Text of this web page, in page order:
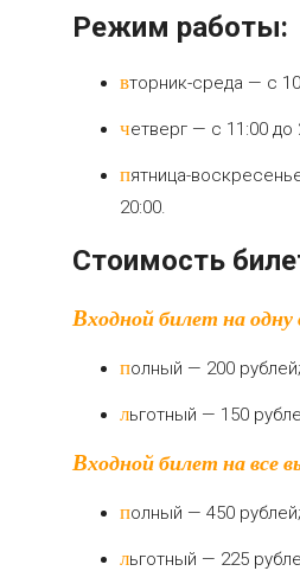
Режим работы:
вторник-среда — с
четверг — с 11:00 до
пятница-воскресенье — с 10:00 до
20:00.
Стоимость
Входной билет на
полный — 200 рублей;
льготный — 150
Входной билет на все
полный — 450 рублей;
льготный — 225